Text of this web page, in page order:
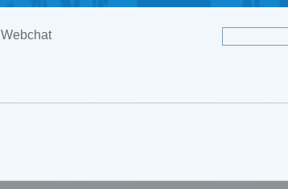
Webchat